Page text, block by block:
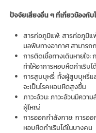
ปัจจัยเสี่ยงอื่น ๆ ที่เกี่ยวข้องกั
สารก่อภูมิแพ้: สารก่อภูมิแพ้
มลพิษทางอากาศ สามารถ
การติดเชื้อทางเดินหายใจ:
ทำให้อาการหอบหืดกำเริบไ
การสูบบุหรี่: ทั้งผู้สูบบุหรี่แ
จะเป็นโรคหอบหืดสูงขึ้น
ภาวะอ้วน: ภาวะอ้วนมีควา
ผู้ใหญ่
การออกกำลังกาย: การอ
หอบหืดกำเริบได้ในบางคน